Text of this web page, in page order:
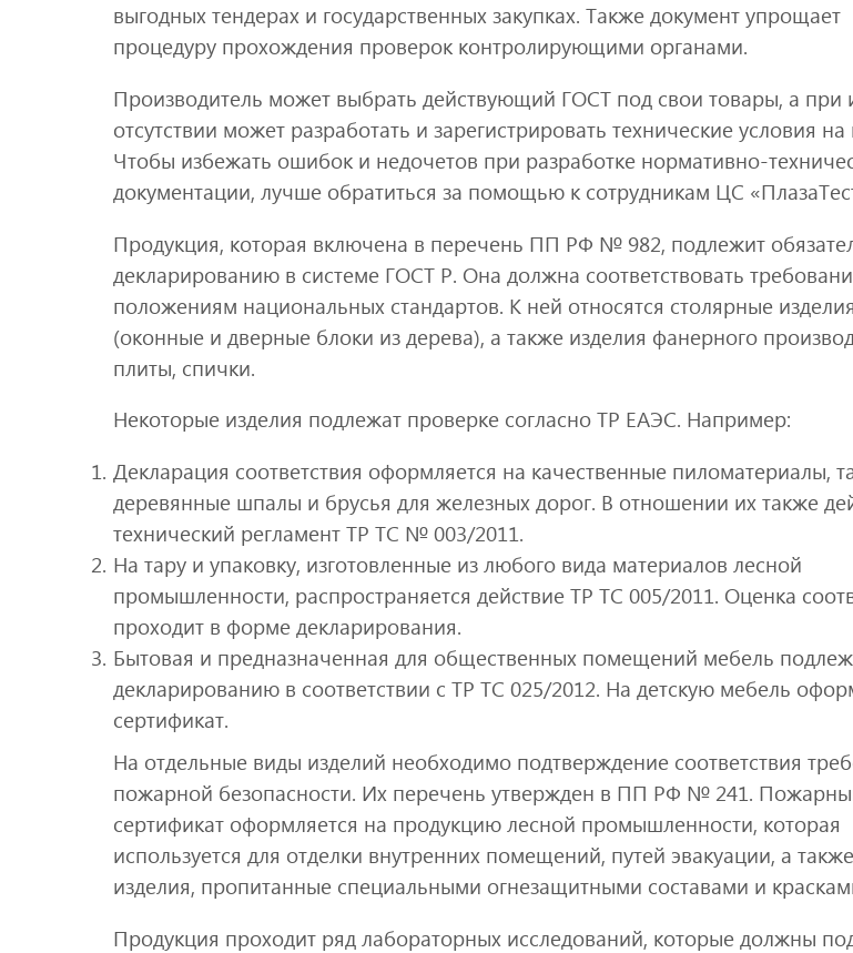
выгодных тендерах и государственных закупках. Также документ упрощает
процедуру прохождения проверок контролирующими органами.
Производитель может выбрать действующий ГОСТ под свои товары, а при
отсутствии может разработать и зарегистрировать технические условия на
Чтобы избежать ошибок и недочетов при разработке нормативно-
документации, лучше обратиться за помощью к сотрудникам ЦС
Продукция, которая включена в перечень ПП РФ № 982, подлежит
декларированию в системе ГОСТ Р. Она должна соответствовать
положениям национальных стандартов. К ней относятся столярные изделия
(оконные и дверные блоки из дерева), а также изделия фанерного
плиты, спички.
Некоторые изделия подлежат проверке согласно ТР ЕАЭС. Например:
Декларация соответствия оформляется на качественные пиломатериалы,
деревянные шпалы и брусья для железных дорог. В отношении их также
технический регламент ТР ТС № 003/2011.
На тару и упаковку, изготовленные из любого вида материалов лесной
промышленности, распространяется действие ТР ТС 005/2011. Оценка
проходит в форме декларирования.
Бытовая и предназначенная для общественных помещений мебель
декларированию в соответствии с ТР ТС 025/2012. На детскую мебель
сертификат.
На отдельные виды изделий необходимо подтверждение соответствия
пожарной безопасности. Их перечень утвержден в ПП РФ № 241.
сертификат оформляется на продукцию лесной промышленности, которая
используется для отделки внутренних помещений, путей эвакуации, а
изделия, пропитанные специальными огнезащитными составами и
Продукция проходит ряд лабораторных исследований, которые должны